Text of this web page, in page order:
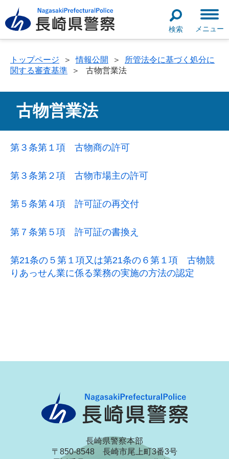
検索 メニュー
トップページ ＞ 情報公開 ＞
所管法令に基づく処分に
関する審査基準
＞ 古物営業法
古物営業法
第３条第１項 古物商の許可
第３条第２項 古物市場主の許可
第５条第４項 許可証の再交付
第７条第５項 許可証の書換え
第21条の５第１項又は第21条の６第１項 古物競
りあっせん業に係る業務の実施の方法の認定
長崎県警察本部
〒850-8548 長崎市尾上町3番3号